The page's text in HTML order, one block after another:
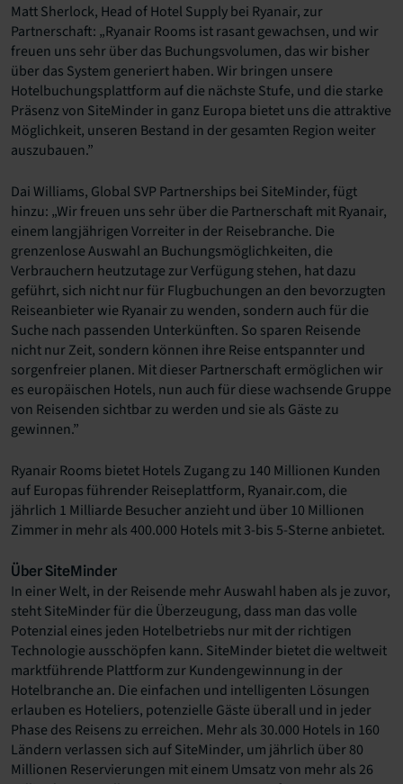
Matt Sherlock, Head of Hotel Supply bei Ryanair, zur
Partnerschaft: „Ryanair Rooms ist rasant gewachsen, und wir
freuen uns sehr über das Buchungsvolumen, das wir bisher
über das System generiert haben. Wir bringen unsere
Hotelbuchungsplattform auf die nächste Stufe, und die starke
Präsenz von SiteMinder in ganz Europa bietet uns die attraktive
Möglichkeit, unseren Bestand in der gesamten Region weiter
auszubauen.”
Dai Williams, Global SVP Partnerships bei SiteMinder, fügt
hinzu: „Wir freuen uns sehr über die Partnerschaft mit Ryanair,
einem langjährigen Vorreiter in der Reisebranche. Die
grenzenlose Auswahl an Buchungsmöglichkeiten, die
Verbrauchern heutzutage zur Verfügung stehen, hat dazu
geführt, sich nicht nur für Flugbuchungen an den bevorzugten
Reiseanbieter wie Ryanair zu wenden, sondern auch für die
Suche nach passenden Unterkünften. So sparen Reisende
nicht nur Zeit, sondern können ihre Reise entspannter und
sorgenfreier planen. Mit dieser Partnerschaft ermöglichen wir
es europäischen Hotels, nun auch für diese wachsende Gruppe
von Reisenden sichtbar zu werden und sie als Gäste zu
gewinnen.”
Ryanair Rooms bietet Hotels Zugang zu 140 Millionen Kunden
auf Europas führender Reiseplattform, Ryanair.com, die
jährlich 1 Milliarde Besucher anzieht und über 10 Millionen
Zimmer in mehr als 400.000 Hotels mit 3-bis 5-Sterne anbietet.
Über SiteMinder
In einer Welt, in der Reisende mehr Auswahl haben als je zuvor,
steht SiteMinder für die Überzeugung, dass man das volle
Potenzial eines jeden Hotelbetriebs nur mit der richtigen
Technologie ausschöpfen kann. SiteMinder bietet die weltweit
marktführende Plattform zur Kundengewinnung in der
Hotelbranche an. Die einfachen und intelligenten Lösungen
erlauben es Hoteliers, potenzielle Gäste überall und in jeder
Phase des Reisens zu erreichen. Mehr als 30.000 Hotels in 160
Ländern verlassen sich auf SiteMinder, um jährlich über 80
Millionen Reservierungen mit einem Umsatz von mehr als 26